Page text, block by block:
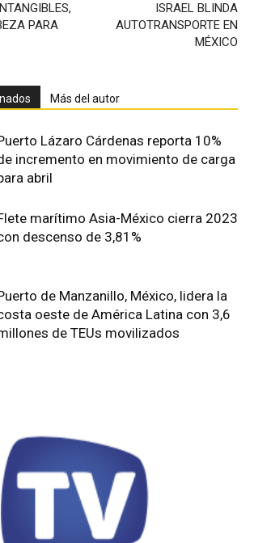
PARA
ISRAEL BLINDA
AUTOTRANSPORTE EN
MÉXICO
Más del autor
Lázaro Cárdenas reporta 10%
incremento en movimiento de carga
abril
marítimo Asia-México cierra 2023
descenso de 3,81%
de Manzanillo, México, lidera la
oeste de América Latina con 3,6
de TEUs movilizados